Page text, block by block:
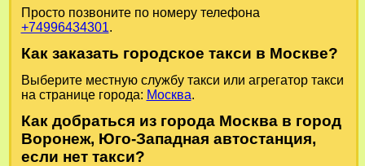
Просто позвоните по номеру телефона
+74996434301.
Как заказать городское такси в Москве?
Выберите местную службу такси или агрегатор такси
на странице города: Москва.
Как добраться из города Москва в город
Воронеж, Юго-Западная автостанция,
если нет такси?